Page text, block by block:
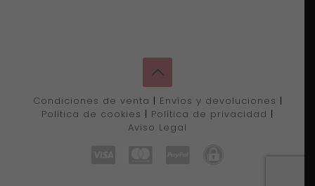
Condiciones de venta | Envíos y devoluciones |
Política de cookies | Política de privacidad |
Aviso Legal